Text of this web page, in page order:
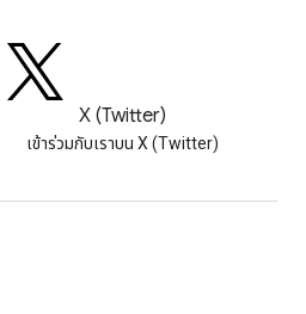
X (Twitter)
เข้าร่วมกับเราบน X (Twitter)